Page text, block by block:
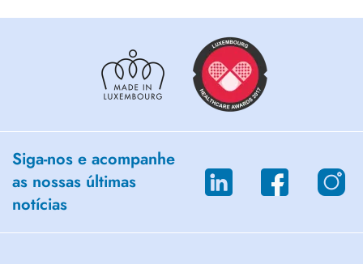
Siga-nos e acompanhe
as nossas últimas
notícias